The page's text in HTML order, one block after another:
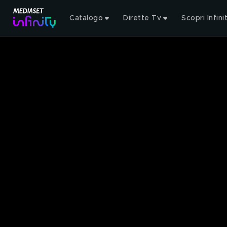
Catalogo Dirette Tv Scopri